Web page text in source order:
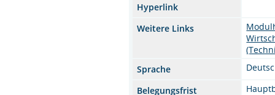
Hyperlink
Weitere Links
Sprache
Belegungsfrist